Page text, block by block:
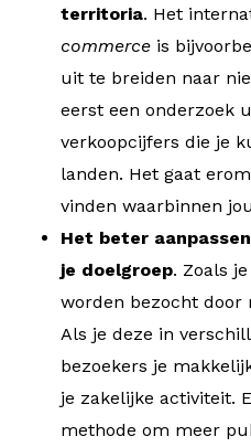
territoria. Het
commerce is
uit te breiden naar
eerst een onderzoek
verkoopcijfers die je
landen. Het gaat
vinden waarbinnen
Het beter
je doelgroep. Zoals
worden bezocht door
Als je deze in
bezoekers je
je zakelijke activiteit.
methode om meer